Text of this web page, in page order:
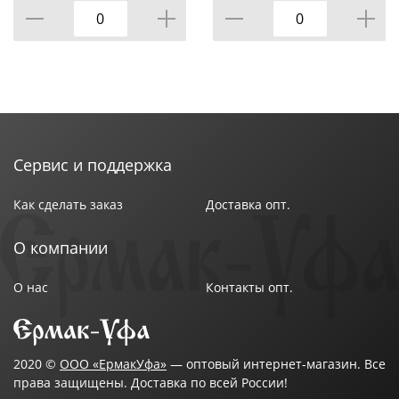
Сервис и поддержка
Как сделать заказ Доставка опт.
О компании
О нас Контакты опт.
2020 © ООО «ЕрмакУфа» — оптовый интернет-магазин. Все
права защищены. Доставка по всей России!